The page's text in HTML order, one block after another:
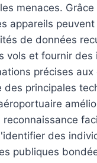
menaces.
appareils
de données
vols et fournir des
précises aux
des principales
des
publiques